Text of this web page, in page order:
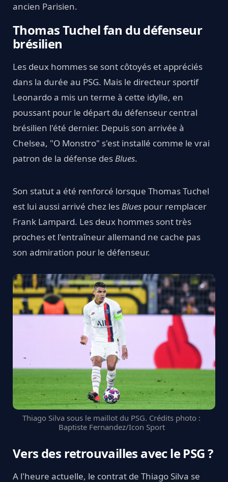
ancien Parisien.
Thomas Tuchel fan du défenseur
brésilien
Les deux hommes se sont côtoyés et appréciés
dans la durée au PSG. Mais le directeur sportif
Leonardo a mis un terme à cette idylle, en
poussant pour le départ du défenseur central
brésilien l'été dernier. Depuis son arrivée à
Chelsea, "O Monstro" s'est installé comme le vrai
patron de la défense desBlues.
Son statut a été renforcé lorsque Thomas Tuchel
est lui aussi arrivé chez lesBlues pour remplacer
Frank Lampard. Les deux hommes sont très
proches et l'entraîneur allemand ne cache pas
son admiration pour le défenseur.
Thiago Silva sous le maillot du PSG. Crédits photo :
Baptiste Fernandez/Icon Sport
Vers des retrouvailles avec le PSG ?
A l'heure actuelle, le contrat de Thiago Silva se